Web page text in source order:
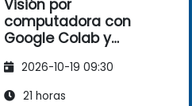
Visión por
computadora con
Google Colab y
2026-10-19 09:30
21 horas